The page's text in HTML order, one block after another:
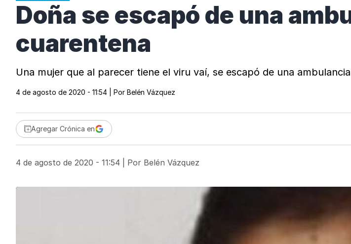
Doña se escapó de una
cuarentena
Una mujer que al parecer tiene el viru vaí, se escapó de una
4 de agosto de 2020 - 11:54 | Por Belén Vázquez
Agregar Crónica en
4 de agosto de 2020 - 11:54 | Por Belén Vázquez